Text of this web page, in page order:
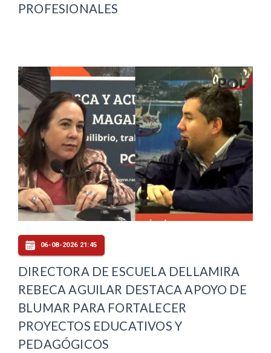
PROFESIONALES
06-08-2026 21:45
DIRECTORA DE ESCUELA DELLAMIRA
REBECA AGUILAR DESTACA APOYO DE
BLUMAR PARA FORTALECER
PROYECTOS EDUCATIVOS Y
PEDAGÓGICOS